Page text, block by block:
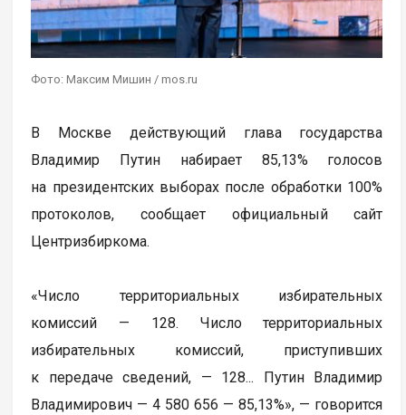
Фото: Максим Мишин / mos.ru
В Москве действующий глава государства
Владимир Путин набирает 85,13% голосов
на президентских выборах после обработки 100%
протоколов, сообщает официальный сайт
Центризбиркома.
«Число территориальных избирательных
комиссий — 128. Число территориальных
избирательных комиссий, приступивших
к передаче сведений, — 128... Путин Владимир
Владимирович — 4 580 656 — 85,13%», — говорится